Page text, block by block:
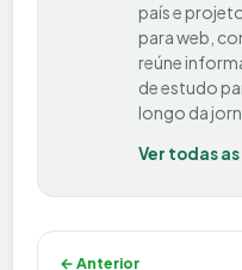
país e
para web,
reúne
de estudo
longo da
Ver todas
Navegação de
← Anterior